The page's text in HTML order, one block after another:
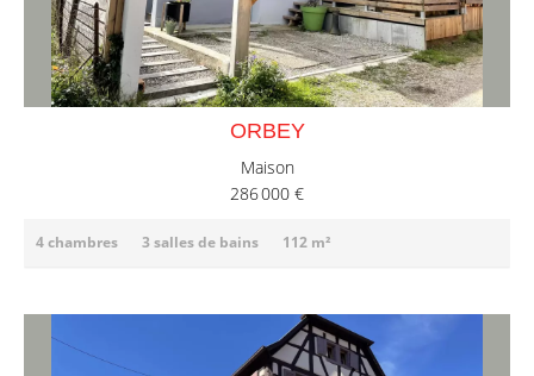
ORBEY
Maison
286 000 €
4 chambres 3 salles de bains 112 m²